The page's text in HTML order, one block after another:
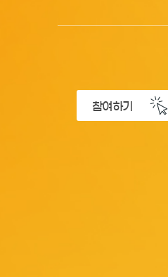
참여하기